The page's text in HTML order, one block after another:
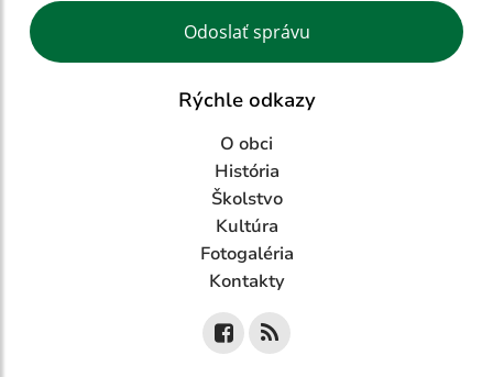
Google reCaptcha Response
Odoslať správu
Rýchle odkazy
O obci
História
Školstvo
Kultúra
Fotogaléria
Kontakty